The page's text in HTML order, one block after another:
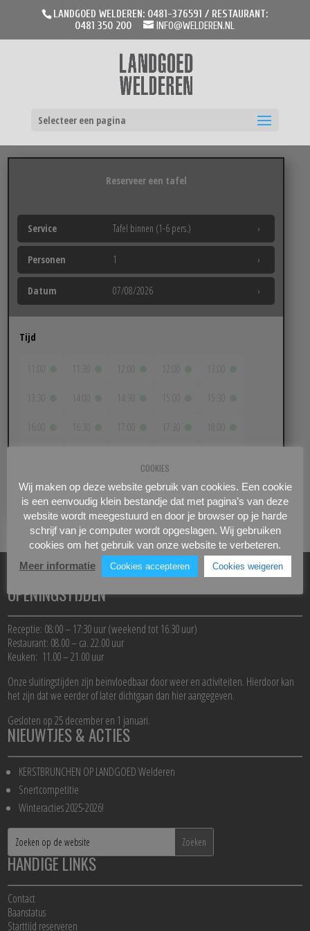
LANDGOED WELDEREN: 0481-376591 / RESTAURANT:
0481 350 200
INFO@WELDEREN.NL
Selecteer een pagina
Reserveer een tafel
Service Tafel binnen (1-6 pers.) ›
Personen 1 ›
Datum 07/08/2026 ›
Tijd
14:00 14:30
17:00 17:30
OPENINGSTIJDEN
Receptie: 08:00 – 17:30 uur (weekend tot 16.30 uur)
Restaurant: 08.00 – ca. 22.00 uur
Keuken: 11.00 – 21.00 uur
Onze sluitingstijden zijn beïnvloedbaar door weer en activiteiten. Hierdoor kan
het zijn dat we eerder of later dichtgaan dan hier aangegeven.
Gesloten op 25 december en 1 januari.
NIEUWTJES & ACTIES
KERSTBRUNCHEN OP LANDGOED Welderen
Snertcompetitie
Winteracties 2025-2026!
HANDIGE LINKS
Contact
Baanstatus
Starttijd reserveren
COOKIES
Wij maken op deze website gebruik van cookies. Een cookie
is een eenvoudig klein bestandje dat met pagina’s van deze
website wordt meegestuurd en door je browser op je harde
schrijf van je computer wordt opgeslagen. Wij gebruiken
cookies om het gebruik van onze website te verbeteren.
Meer informatie
Cookies accepteren Cookies weigeren